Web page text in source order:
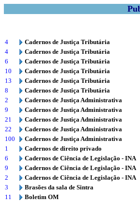
4
Cadernos de Justiça Tributária
4
Cadernos de Justiça Tributária
6
Cadernos de Justiça Tributária
10
Cadernos de Justiça Tributária
13
Cadernos de Justiça Tributária
8
Cadernos de Justiça Tributária
2
Cadernos de Justiça Administrativa
9
Cadernos de Justiça Administrativa
21
Cadernos de Justiça Administrativa
22
Cadernos de Justiça Administrativa
100
Cadernos de Justiça Administrativa
1
Cadernos de direito privado
6
Cadernos de Ciência de Legislação - INA
9
Cadernos de Ciência de Legislação - INA
2
Cadernos de Ciência de Legislação - INA
3
Brasões da sala de Sintra
11
Boletim OM